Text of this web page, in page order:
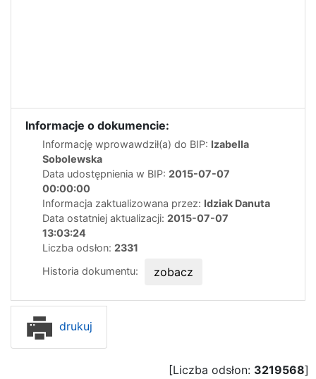
Informacje o dokumencie:
Informację wprowawdził(a) do BIP: Izabella
Sobolewska
Data udostępnienia w BIP: 2015-07-07
00:00:00
Informacja zaktualizowana przez: Idziak Danuta
Data ostatniej aktualizacji: 2015-07-07
13:03:24
Liczba odsłon: 2331
Historia dokumentu:
zobacz
drukuj
[Liczba odsłon: 3219568]